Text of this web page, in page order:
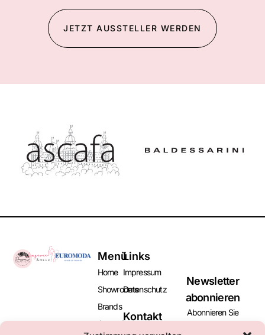
JETZT AUSSTELLER WERDEN
Menü
Home
Showrooms
Brands
Aussteller
Links
Impressum
Datenschutz
Kontakt
Newsletter
abonnieren
Abonnieren Sie